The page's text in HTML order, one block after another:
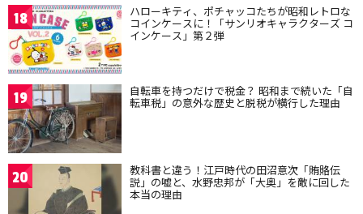
18 ハローキティ、ポチャッコたちが昭和レトロな
コインケースに！「サンリオキャラクターズ コ
インケース」第２弾
19 自転車を持つだけで税金？ 昭和まで続いた「自
転車税」の意外な歴史と脱税が横行した理由
20 教科書と違う！江戸時代の田沼意次「賄賂伝
説」の嘘と、水野忠邦が「大奥」を敵に回した
本当の理由